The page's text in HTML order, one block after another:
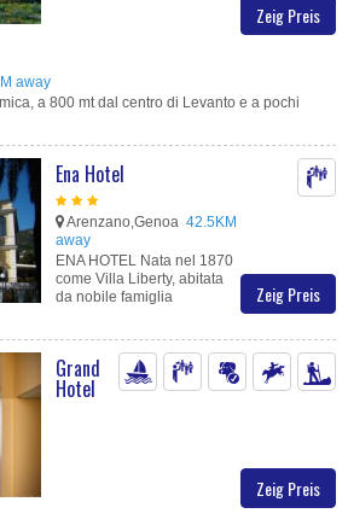
Zeig Preis
away
a 800 mt dal centro di Levanto e a pochi
Zeig Preis
Ena Hotel
Arenzano,Genoa 42.5KM
away
ENA HOTEL Nata nel 1870
come Villa Liberty, abitata
da nobile famiglia
Zeig Preis
Grand
Hotel